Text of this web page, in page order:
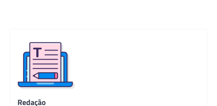
Redação